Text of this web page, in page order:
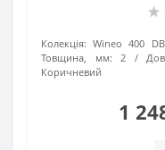
Колекція: Wineo 400
Товщина, мм:
2
Коричневий
1